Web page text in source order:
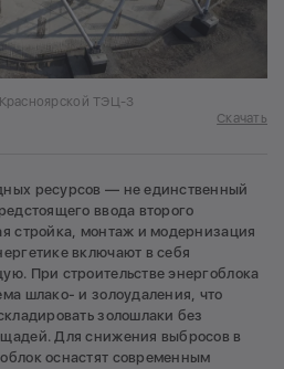
ТЭЦ-3
Скачать
ресурсов — не единственный
ввода второго
стройка, монтаж и модернизация
включают в себя
При строительстве энергоблока
шлако- и золоудаления, что
золошлаки без
Для снижения выбросов в
оснастят современным